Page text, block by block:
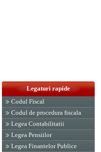
Legaturi rapide
Codul Fiscal
Codul de procedura fiscala
Legea Contabilitatii
Legea Pensiilor
Legea Finantelor Publice